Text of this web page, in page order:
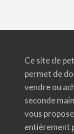
Ce site de
permet de
vendre ou
seconde
vous
entièrement